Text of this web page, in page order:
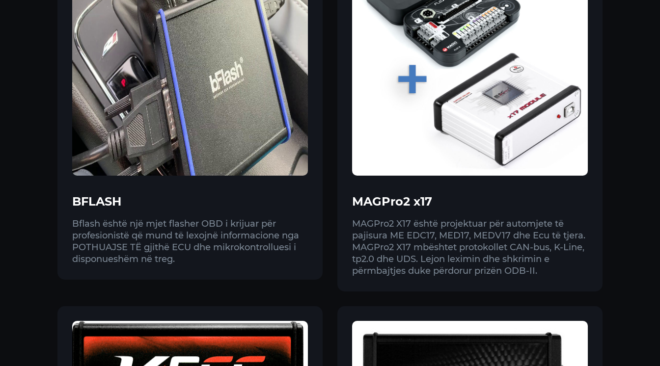
BFLASH
Bflash është një mjet flasher OBD i krijuar për
profesionistë që mund të lexojnë informacione nga
POTHUAJSE TË gjithë ECU dhe mikrokontrolluesi i
disponueshëm në treg.
MAGPro2 x17
MAGPro2 X17 është projektuar për automjete të
pajisura ME EDC17, MED17, MEDV17 dhe Ecu të tjera.
MAGPro2 X17 mbështet protokollet CAN-bus, K-Line,
tp2.0 dhe UDS. Lejon leximin dhe shkrimin e
përmbajtjes duke përdorur prizën ODB-II.